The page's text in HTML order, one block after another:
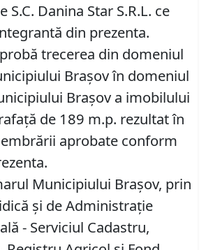
Danina Star S.R.L. ce
din prezenta.
trecerea din domeniul
Brașov în domeniul
Brașov a imobilului
de 189 m.p. rezultat în
aprobate conform
Municipiului Brașov, prin
și de Administrație
- Serviciul Cadastru,